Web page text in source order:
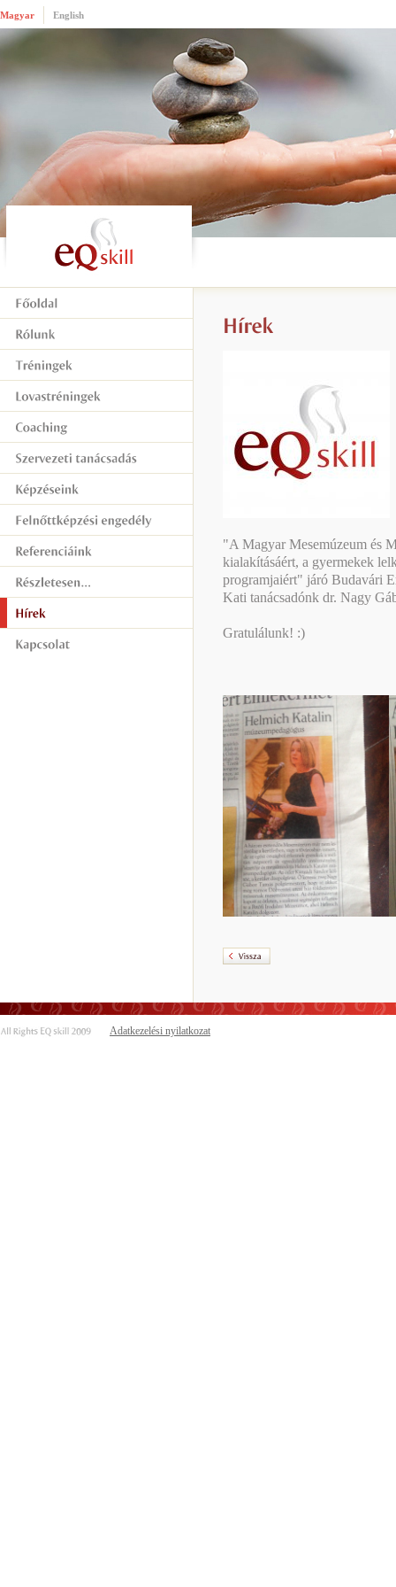
Magyar English
"A Magyar Mesemúzeum és
kialakításáért, a gyermekek
programjaiért" járó Budavári
Kati tanácsadónk dr. Nagy
Gratulálunk! :)
Adatkezelési nyilatkozat